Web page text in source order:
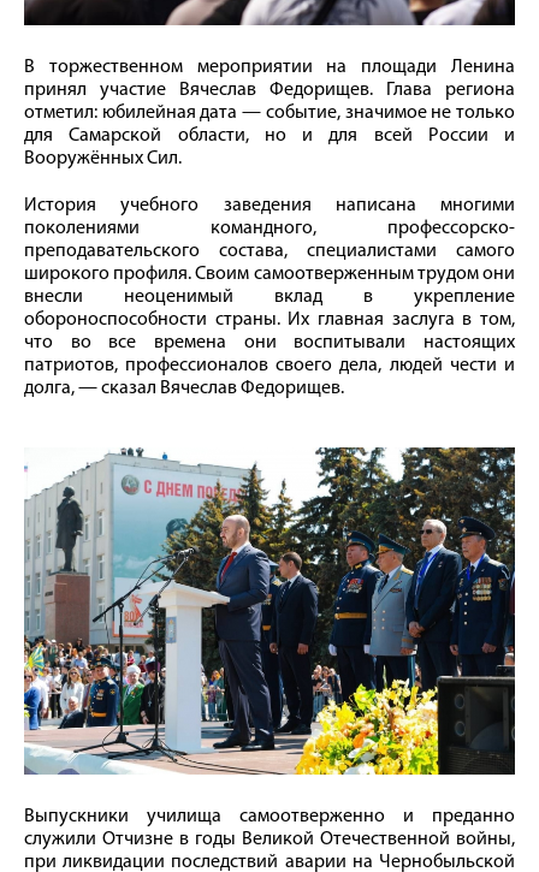
В торжественном мероприятии на площади Ленина
принял участие Вячеслав Федорищев. Глава региона
отметил: юбилейная дата — событие, значимое не только
для Самарской области, но и для всей России и
Вооружённых Сил.
История учебного заведения написана многими
поколениями командного, профессорско-
преподавательского состава, специалистами самого
широкого профиля. Своим самоотверженным трудом они
внесли неоценимый вклад в укрепление
обороноспособности страны. Их главная заслуга в том,
что во все времена они воспитывали настоящих
патриотов, профессионалов своего дела, людей чести и
долга, — сказал Вячеслав Федорищев.
Выпускники училища самоотверженно и преданно
служили Отчизне в годы Великой Отечественной войны,
при ликвидации последствий аварии на Чернобыльской